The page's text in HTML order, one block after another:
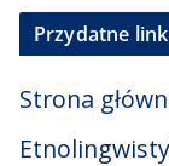
Przydatne
Strona